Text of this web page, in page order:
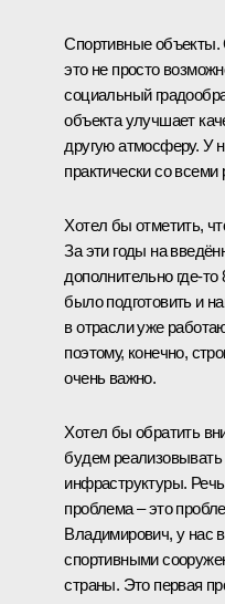
Спортивные объекты.
это не просто
социальный
объекта улучшает
другую атмосферу. У
практически со всеми
Хотел бы отметить,
За эти годы на
дополнительно
было подготовить и
в отрасли уже
поэтому, конечно,
очень важно.
Хотел бы обратить
будем реализовывать
инфраструктуры.
проблема – это
Владимирович, у нас
спортивными
страны. Это первая